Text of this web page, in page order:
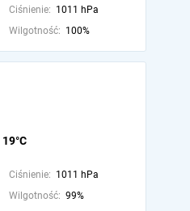
Ciśnienie: 1011 hPa
Wilgotność: 100%
19°C
Ciśnienie: 1011 hPa
Wilgotność: 99%